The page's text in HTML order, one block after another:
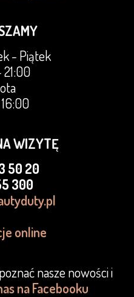
- Piątek
WIZYTĘ
50 20
300
online
nasze nowości i
na Facebooku